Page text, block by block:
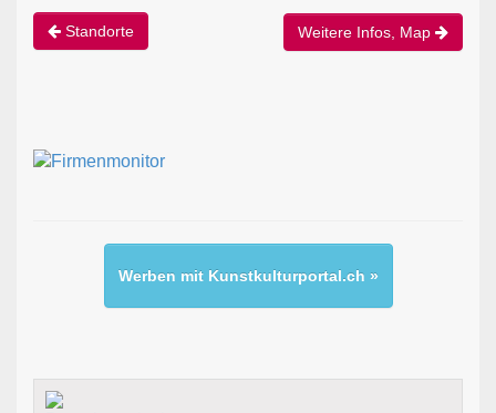
Standorte Weitere Infos, Map
Werben mit Kunstkulturportal.ch »